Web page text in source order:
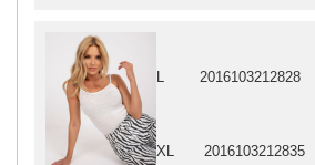
2016103212828
XL 2016103212835